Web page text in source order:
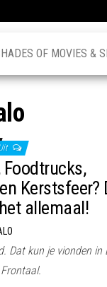
OF MOVIES &
Foodtrucks,
Kerstsfeer?
allemaal!
Dat kun je vionden in